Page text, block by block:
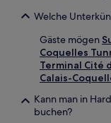
Welche
Gäste mögen
Coquelles
Terminal Cité
Calais-
Kann man in
buchen?